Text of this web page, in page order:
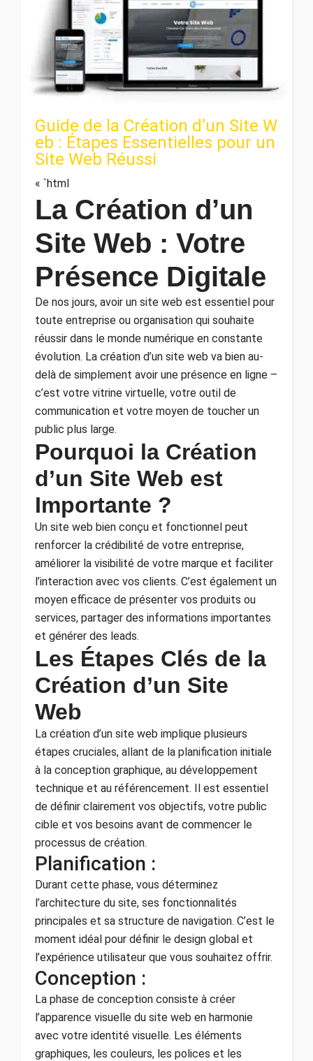
Guide de la Création d’un Site W
eb : Étapes Essentielles pour un
Site Web Réussi
« `html
La Création d’un
Site Web : Votre
Présence Digitale
De nos jours, avoir un site web est essentiel pour
toute entreprise ou organisation qui souhaite
réussir dans le monde numérique en constante
évolution. La création d’un site web va bien au-
delà de simplement avoir une présence en ligne –
c’est votre vitrine virtuelle, votre outil de
communication et votre moyen de toucher un
public plus large.
Pourquoi la Création
d’un Site Web est
Importante ?
Un site web bien conçu et fonctionnel peut
renforcer la crédibilité de votre entreprise,
améliorer la visibilité de votre marque et faciliter
l’interaction avec vos clients. C’est également un
moyen efficace de présenter vos produits ou
services, partager des informations importantes
et générer des leads.
Les Étapes Clés de la
Création d’un Site
Web
La création d’un site web implique plusieurs
étapes cruciales, allant de la planification initiale
à la conception graphique, au développement
technique et au référencement. Il est essentiel
de définir clairement vos objectifs, votre public
cible et vos besoins avant de commencer le
processus de création.
Planification :
Durant cette phase, vous déterminez
l’architecture du site, ses fonctionnalités
principales et sa structure de navigation. C’est le
moment idéal pour définir le design global et
l’expérience utilisateur que vous souhaitez offrir.
Conception :
La phase de conception consiste à créer
l’apparence visuelle du site web en harmonie
avec votre identité visuelle. Les éléments
graphiques, les couleurs, les polices et les